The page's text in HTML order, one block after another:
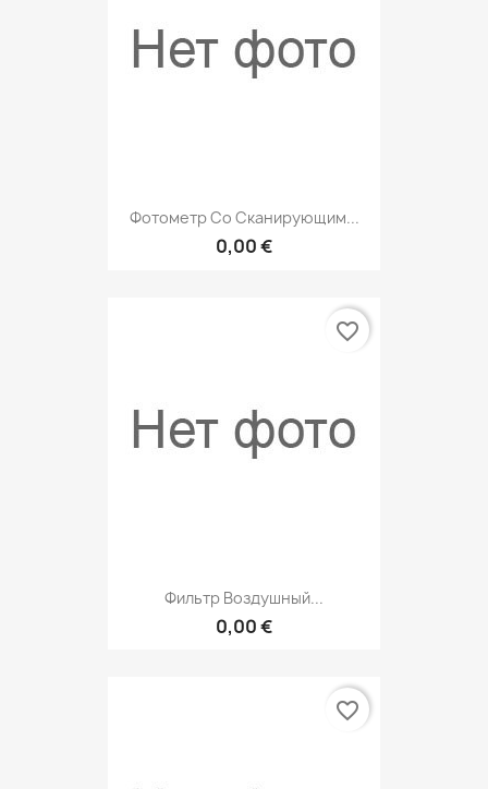
Фотометр Со Сканирующим...
0,00 €
Фильтр Воздушный...
0,00 €
favorite_border
favorite_border